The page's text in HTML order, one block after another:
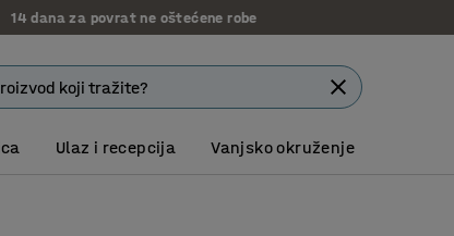
14 dana za povrat ne oštećene robe
Ulaz i recepcija Vanjsko okruženje